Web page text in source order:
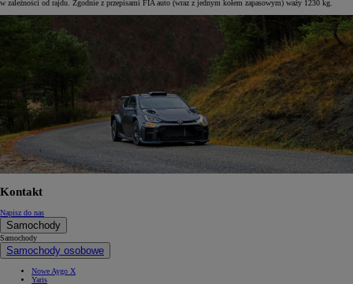
w zależności od rajdu. Zgodnie z przepisami FIA auto (wraz z jednym kołem zapasowym) waży 1230 kg.
Kontakt
Napisz do nas
Samochody
Samochody
Samochody osobowe
Nowe Aygo X
Yaris